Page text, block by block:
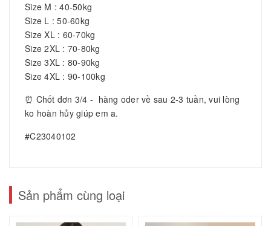
Size M : 40-50kg
Size L : 50-60kg
Size XL : 60-70kg
Size 2XL : 70-80kg
Size 3XL : 80-90kg
Size 4XL : 90-100kg
⏰ Chốt đơn 3/4 - hàng oder về sau 2-3 tuần, vui lòng
ko hoàn hủy giúp em a.
#C23040102
Sản phẩm cùng loại